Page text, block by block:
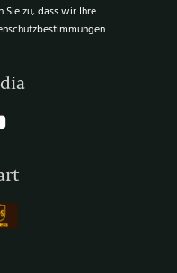
zu, dass wir Ihre